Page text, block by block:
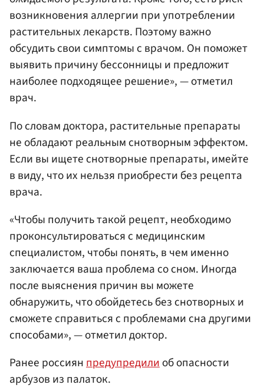
возникновения аллергии при употреблении
растительных лекарств. Поэтому важно
обсудить свои симптомы с врачом. Он поможет
выявить причину бессонницы и предложит
наиболее подходящее решение», — отметил
врач.
По словам доктора, растительные препараты
не обладают реальным снотворным эффектом.
Если вы ищете снотворные препараты, имейте
в виду, что их нельзя приобрести без рецепта
врача.
«Чтобы получить такой рецепт, необходимо
проконсультироваться с медицинским
специалистом, чтобы понять, в чем именно
заключается ваша проблема со сном. Иногда
после выяснения причин вы можете
обнаружить, что обойдетесь без снотворных и
сможете справиться с проблемами сна другими
способами», — отметил доктор.
Ранее россиянпредупредилиоб опасности
арбузов из палаток.